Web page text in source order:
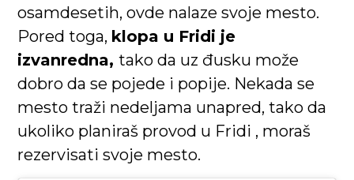
osamdesetih, ovde nalaze svoje mesto.
Pored toga, klopa u Fridi je
izvanredna,tako da uz đusku može
dobro da se pojede i popije. Nekada se
mesto traži nedeljama unapred, tako da
ukoliko planiraš provod u Fridi , moraš
rezervisati svoje mesto.